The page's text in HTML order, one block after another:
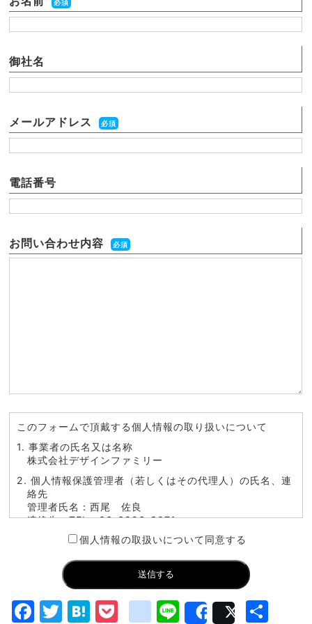
必須
御社名
メールアドレス 必須
電話番号
お問い合わせ内容 必須
このフォームで頂戴する個人情報の取り扱いについて
1. 事業者の氏名又は名称
株式会社デザインファミリー
2. 個人情報保護管理者（若しくはその代理人）の氏名、連
絡先
管理者氏名：西尾 佐良
連絡先：TEL：06-6226-8071
3. 個人情報の利用目的
4. 個人情報取扱いの委託
当社は事業運営上、前項利用目的の範囲に限って個人情
報を外部に委託することがあります。この場合、個人情
報保護水準の高い委託先を選定し、個人 情報の適正管
個人情報の取扱いについて同意する
Facebook
Twitter
Hatena
PocketLineSharePost